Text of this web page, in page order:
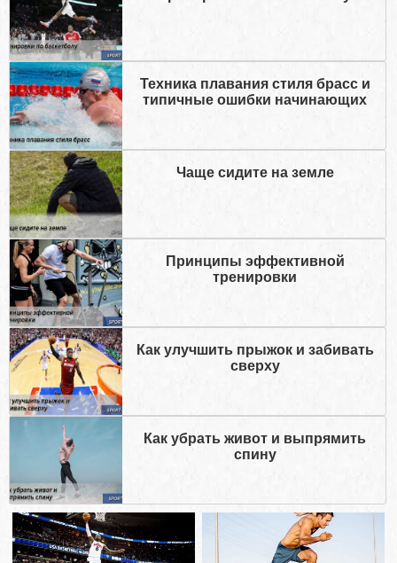
Техника плавания стиля брасс и
типичные ошибки начинающих
Чаще сидите на земле
Принципы эффективной
тренировки
Как улучшить прыжок и забивать
сверху
Как убрать живот и выпрямить
спину